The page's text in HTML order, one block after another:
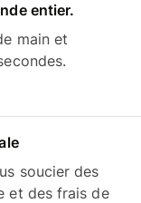
entier.
main et
soucier des
et des frais de